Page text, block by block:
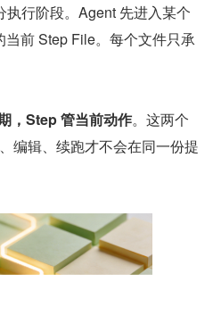
行阶段。Agent 先进入某个
前 Step File。每个文件只承
，Step 管当前动作​。这两个
编辑、续跑才不会在同一份提